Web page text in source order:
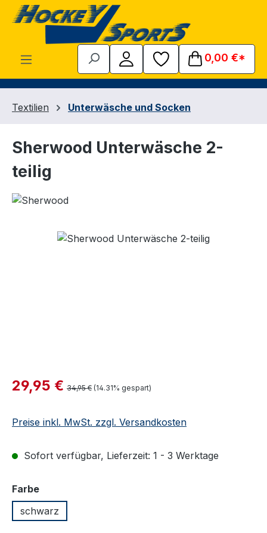
Zum Hauptinhalt springen
0,00 €*
Textilien Unterwäsche und Socken
Sherwood Unterwäsche 2-
teilig
Bildergalerie überspringen
Verkaufspreis:
29,95 € Regulärer Preis:
34,95 € (14.31% gespart)
Preise inkl. MwSt. zzgl. Versandkosten
Sofort verfügbar, Lieferzeit: 1 - 3 Werktage
Farbeauswählen
schwarz